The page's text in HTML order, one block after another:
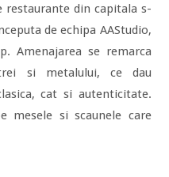
restaurante din capitala s-
de echipa AAStudio,
Amenajarea se remarca
si metalului, ce dau
cat si autenticitate.
mesele si scaunele care